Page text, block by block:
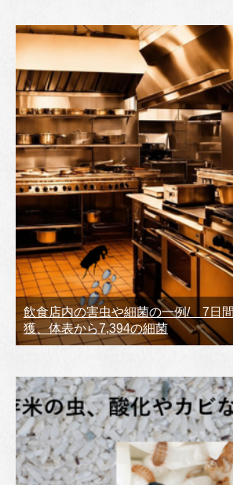
飲食店内の害虫や細菌の一例/ 7日
獲、体表から7,394の細菌